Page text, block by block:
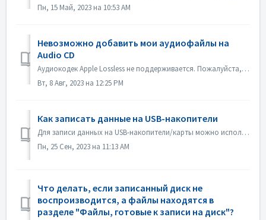
Пн, 15 Май, 2023 на 10:53 AM
Невозможно добавить мои аудиофайлы на
Audio CD
Аудиокодек Apple Lossless не поддерживается. Пожалуйста, проверьте аудиокодек ваших файлов. Или пришлите его нам для проверки.
Вт, 8 Авг, 2023 на 12:25 PM
Как записать данные на USB-накопители
Для записи данных на USB-накопители/карты можно использовать программы Nero Burning ROM и Nero USBxCOPY. В программе Nero Burning ROM в разделе "USB-на...
Пн, 25 Сен, 2023 на 11:13 AM
Что делать, если записанный диск не
воспроизводится, а файлы находятся в
разделе "Файлы, готовые к записи на диск"?